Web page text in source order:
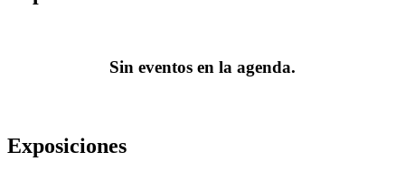
Sin eventos en la agenda.
Exposiciones